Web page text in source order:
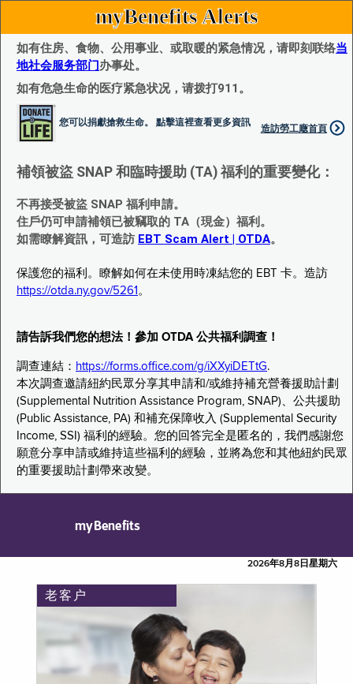
myBenefits Alerts
如有住房、食物、公用事业、或取暖的紧急情况，请即刻联络当
地社会服务部门办事处。
如有危急生命的医疗紧急状况，请拨打911。
您可以捐獻搶救生命。 點擊這裡查看更多資訊
造訪勞工廰首頁
補領被盜 SNAP 和臨時援助 (TA) 福利的重要變化：
不再接受被盜 SNAP 福利申請。
住戶仍可申請補領已被竊取的 TA（現金）福利。
如需瞭解資訊，可造訪 EBT Scam Alert | OTDA。
保護您的福利。瞭解如何在未使用時凍結您的 EBT 卡。造訪
https://otda.ny.gov/5261 。
請告訴我們您的想法！參加 OTDA 公共福利調查！
調查連結： https://forms.office.com/g/iXXyiDETtG.
本次調查邀請紐約民眾分享其申請和/或維持補充營養援助計劃
(Supplemental Nutrition Assistance Program, SNAP)、公共援助
(Public Assistance, PA) 和補充保障收入 (Supplemental Security
Income, SSI) 福利的經驗。您的回答完全是匿名的，我們感謝您
願意分享申請或維持這些福利的經驗，並將為您和其他紐約民眾
的重要援助計劃帶來改變。
myBenefits
2026年8月8日星期六
老客户